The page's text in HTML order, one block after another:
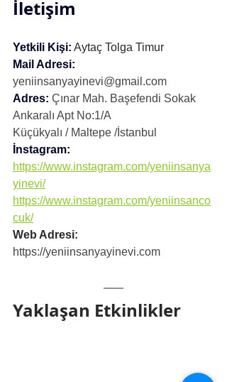
İletişim
Yetkili Kişi: Aytaç Tolga Timur
Mail Adresi:
yeniinsanyayinevi@gmail.com
Adres: Çınar Mah. Başefendi Sokak
Ankaralı Apt No:1/A
Küçükyalı / Maltepe /İstanbul
İnstagram:
https://www.instagram.com/yeniinsanya
yinevi/
https://www.instagram.com/yeniinsanco
cuk/
Web Adresi:
https://yeniinsanyayinevi.com
Yaklaşan Etkinlikler